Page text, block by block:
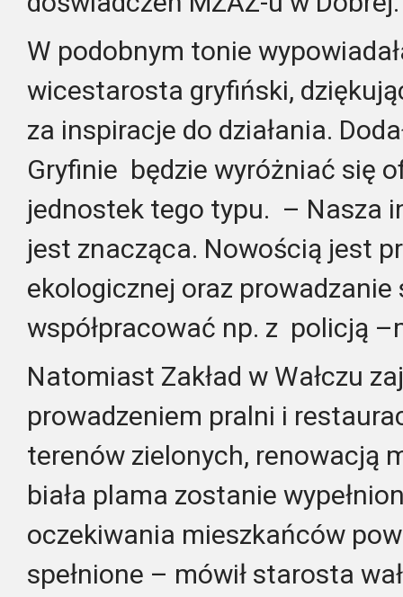
W podobnym tonie
wicestarosta gryfiński,
za inspiracje do działania.
Gryfinie będzie wyróżniać się
jednostek tego typu. – Nasza
jest znacząca. Nowością jest
ekologicznej oraz prowadzanie
współpracować np. z policją
Natomiast Zakład w Wałczu
prowadzeniem pralni i
terenów zielonych, renowacją
biała plama zostanie
oczekiwania mieszkańców
spełnione – mówił starosta